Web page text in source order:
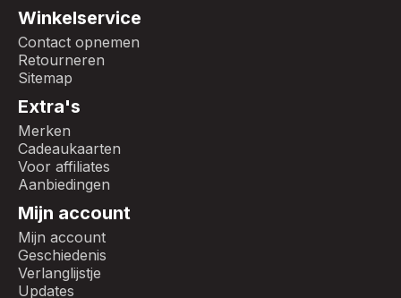
Winkelservice
Contact opnemen
Retourneren
Sitemap
Extra's
Merken
Cadeaukaarten
Voor affiliates
Aanbiedingen
Mijn account
Mijn account
Geschiedenis
Verlanglijstje
Updates